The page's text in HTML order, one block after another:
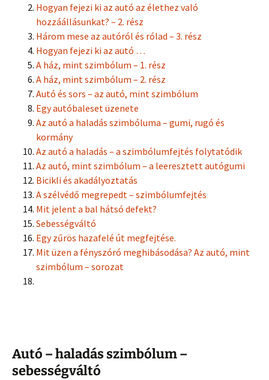
Hogyan fejezi ki az autó az élethez való
hozzáállásunkat? – 2. rész
Három mese az autóról és rólad – 3. rész
Hogyan fejezi ki az autó …
A ház, mint szimbólum – 1. rész
A ház, mint szimbólum – 2. rész
Autó és sors – az autó, mint szimbólum
Egy autóbaleset üzenete
Az autó a haladás szimbóluma – gumi, rugó és
kormány
Az autó a haladás – a szimbólumfejtés folytatódik
Az autó, mint szimbólum – a leeresztett autógumi
Bicikli és akadályoztatás
A szélvédő megrepedt – szimbólumfejtés
Mit jelent a bal hátsó defekt?
Sebességváltó
Egy zűrös hazafelé út megfejtése.
Mit üzen a fényszóró meghibásodása? Az autó, mint
szimbólum – sorozat
Autó – haladás szimbólum –
sebességváltó